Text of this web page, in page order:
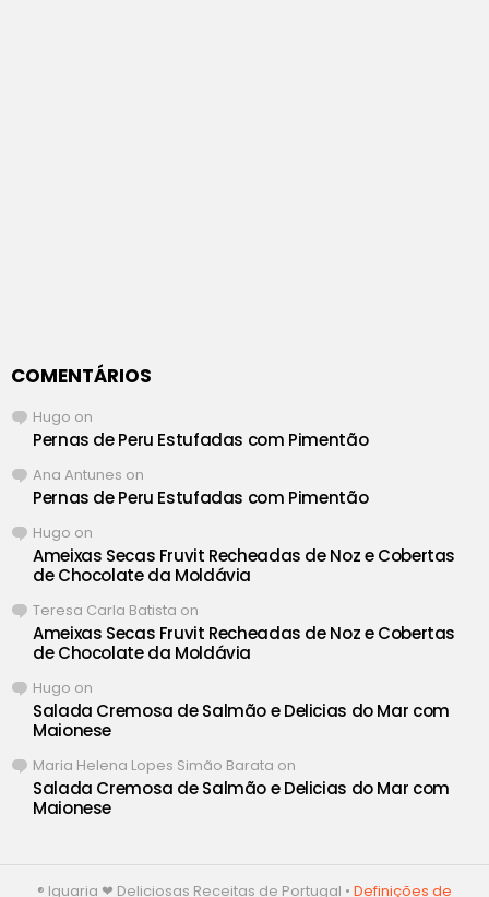
COMENTÁRIOS
Hugo on
Pernas de Peru Estufadas com Pimentão
Ana Antunes on
Pernas de Peru Estufadas com Pimentão
Hugo on
Ameixas Secas Fruvit Recheadas de Noz e Cobertas
de Chocolate da Moldávia
Teresa Carla Batista on
Ameixas Secas Fruvit Recheadas de Noz e Cobertas
de Chocolate da Moldávia
Hugo on
Salada Cremosa de Salmão e Delicias do Mar com
Maionese
Maria Helena Lopes Simão Barata on
Salada Cremosa de Salmão e Delicias do Mar com
Maionese
® Iguaria ❤ Deliciosas Receitas de Portugal • Definições de